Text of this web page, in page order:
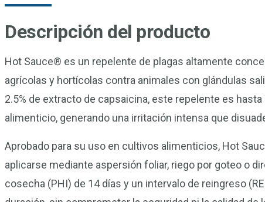
Descripción del producto
Hot Sauce® es un repelente de plagas altamente
agrícolas y hortícolas contra animales con glándulas
2.5% de extracto de capsaicina, este repelente es
alimenticio, generando una irritación intensa que
Aprobado para su uso en cultivos alimenticios, Hot
aplicarse mediante aspersión foliar, riego por goteo o
cosecha (PHI) de 14 días y un intervalo de reingreso